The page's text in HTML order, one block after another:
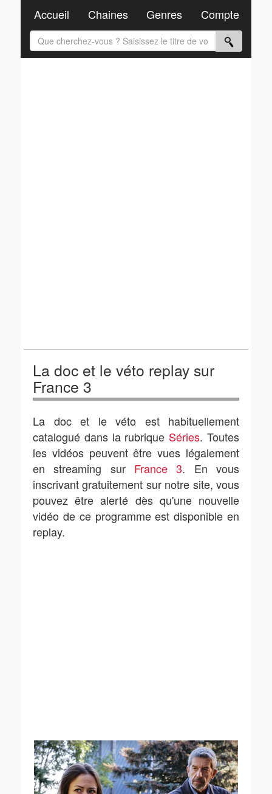
La doc et le véto replay sur
France 3
La doc et le véto est habituellement
catalogué dans la rubrique Séries. Toutes
les vidéos peuvent être vues légalement
en streaming sur France 3. En vous
inscrivant gratuitement sur notre site, vous
pouvez être alerté dès qu'une nouvelle
vidéo de ce programme est disponible en
replay.
Accueil Chaines Genres Compte